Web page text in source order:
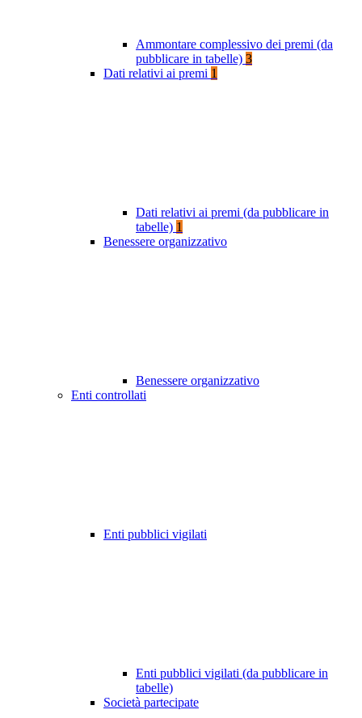
Ammontare complessivo dei premi (da
pubblicare in tabelle) 3
Dati relativi ai premi 1
Dati relativi ai premi (da pubblicare in
tabelle) 1
Benessere organizzativo
Benessere organizzativo
Enti controllati
Enti pubblici vigilati
Enti pubblici vigilati (da pubblicare in
tabelle)
Società partecipate